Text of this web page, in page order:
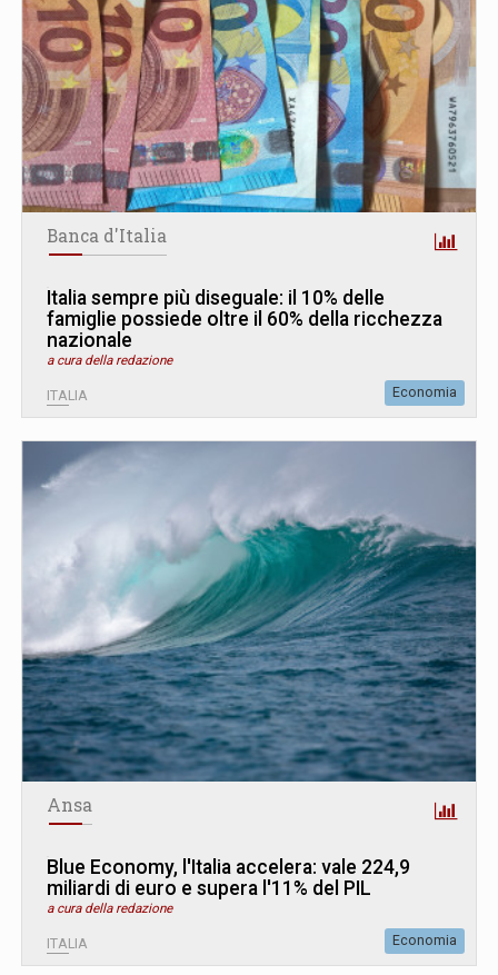
Banca d'Italia
Italia sempre più diseguale: il 10% delle
famiglie possiede oltre il 60% della ricchezza
nazionale
a cura della redazione
ITALIA Economia
Ansa
Blue Economy, l'Italia accelera: vale 224,9
miliardi di euro e supera l'11% del PIL
a cura della redazione
ITALIA Economia